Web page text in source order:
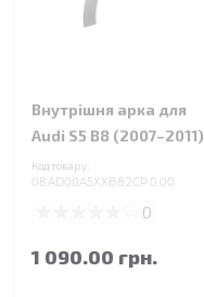
Внутрішня арка для
Audi S5 B8 (2007–2011)
Код товару:
08.AD00A5XXB8.2CP.0.00
0
1 090.00 грн.